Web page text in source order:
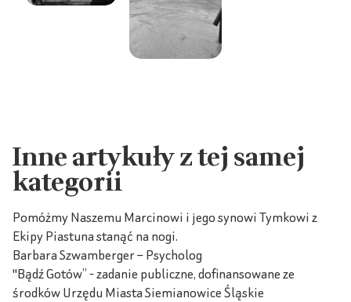
Inne artykuły z tej samej
kategorii
Pomóżmy Naszemu Marcinowi i jego synowi Tymkowi z
Ekipy Piastuna stanąć na nogi.
Barbara Szwamberger – Psycholog
"Bądź Gotów” - zadanie publiczne, dofinansowane ze
środków Urzędu Miasta Siemianowice Śląskie